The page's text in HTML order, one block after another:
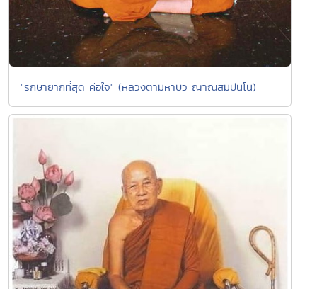
"รักษายากที่สุด คือใจ" (หลวงตามหาบัว ญาณสัมปันโน)